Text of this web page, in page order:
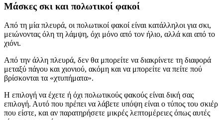
Μάσκες σκι και πολωτικοί φακοί
Από τη μία πλευρά, οι πολωτικοί φακοί είναι κατάλληλοι για σκι,
μειώνοντας όλη τη λάμψη, όχι μόνο από τον ήλιο, αλλά και από το
χιόνι.
Από την άλλη πλευρά, δεν θα μπορείτε να διακρίνετε τη διαφορά
μεταξύ πάγου και χιονιού, ακόμη και να μπορείτε να πείτε πού
βρίσκονται τα «χτυπήματα».
Η επιλογή να έχετε ή όχι πολωτικούς φακούς είναι δική σας
επιλογή. Αυτό που πρέπει να λάβετε υπόψη είναι ο τύπος του σκιέρ
που είστε, και αν παρατηρήσετε μικρές λεπτομέρειες όπως αυτές